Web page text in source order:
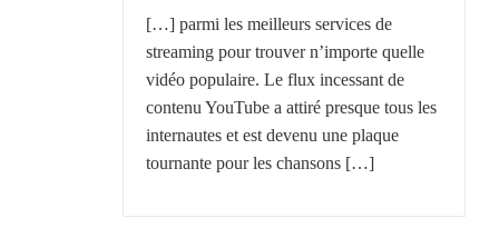
[…] parmi les meilleurs services de
streaming pour trouver n’importe quelle
vidéo populaire. Le flux incessant de
contenu YouTube a attiré presque tous les
internautes et est devenu une plaque
tournante pour les chansons […]